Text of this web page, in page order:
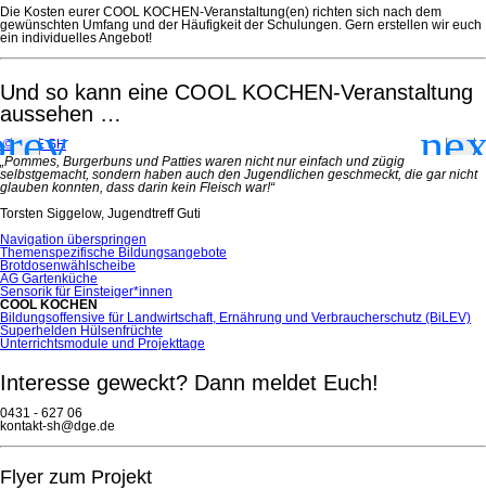
Die Kosten eurer COOL KOCHEN-Veranstaltung(en) richten sich nach dem
gewünschten Umfang und der Häufigkeit der Schulungen. Gern erstellen wir euch
ein individuelles Angebot!
Und so kann eine COOL KOCHEN-Veranstaltung
aussehen …
© DGE SH
„Pommes, Burgerbuns und Patties waren nicht nur einfach und zügig
selbstgemacht, sondern haben auch den Jugendlichen geschmeckt, die gar nicht
glauben konnten, dass darin kein Fleisch war!“
Torsten Siggelow, Jugendtreff Guti
Navigation überspringen
Themenspezifische Bildungsangebote
Brotdosenwählscheibe
AG Gartenküche
Sensorik für Einsteiger*innen
COOL KOCHEN
Bildungsoffensive für Landwirtschaft, Ernährung und Verbraucherschutz (BiLEV)
Superhelden Hülsenfrüchte
Unterrichtsmodule und Projekttage
Interesse geweckt? Dann meldet Euch!
0431 - 627 06
kontakt-sh@dge.de
Flyer zum Projekt